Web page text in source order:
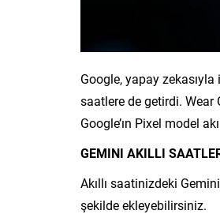
Google, yapay zekasıyla
saatlere de getirdi. Wear
Google’ın Pixel model
GEMINI AKILLI
Akıllı saatinizdeki
şekilde ekleyebilirsiniz.